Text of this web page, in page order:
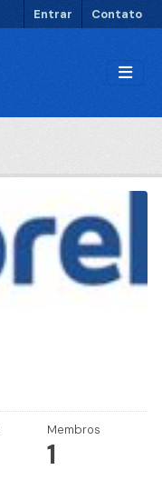
Entrar Contato
Membros
1